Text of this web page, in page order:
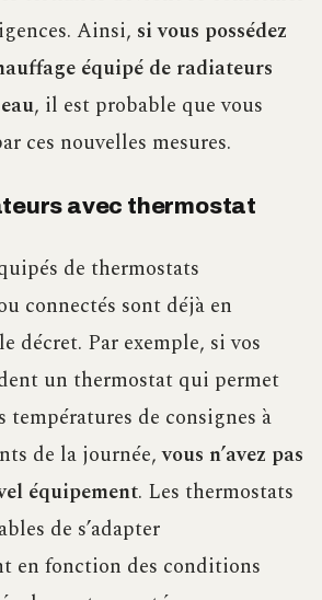
Ainsi, si vous possédez
équipé de radiateurs
, il est probable que vous
ces nouvelles mesures.
avec thermostat
de thermostats
connectés sont déjà en
décret. Par exemple, si vos
un thermostat qui permet
températures de consignes à
de la journée,vous n’avez pas
équipement. Les thermostats
de s’adapter
en fonction des conditions